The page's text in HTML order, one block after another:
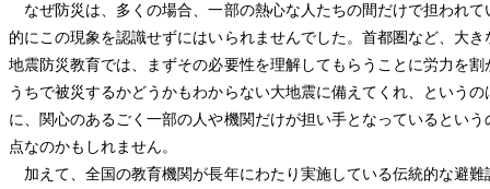
なぜ防災は、多くの場合、一部の熱心な人たちの間だけで担われ
的にこの現象を認識せずにはいられませんでした。首都圏など、大
地震防災教育では、まずその必要性を理解してもらうことに労力を
うちで被災するかどうかもわからない大地震に備えてくれ、という
に、関心のあるごく一部の人や機関だけが担い手となっているとい
点なのかもしれません。
加えて、全国の教育機関が長年にわたり実施している伝統的な避